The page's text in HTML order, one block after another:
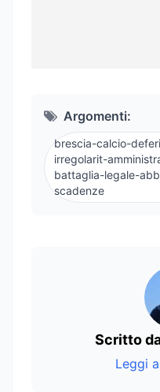
Argomenti:
brescia-calcio-
irregolarit-
battaglia-legale-
scadenze
Scritto
Leggi